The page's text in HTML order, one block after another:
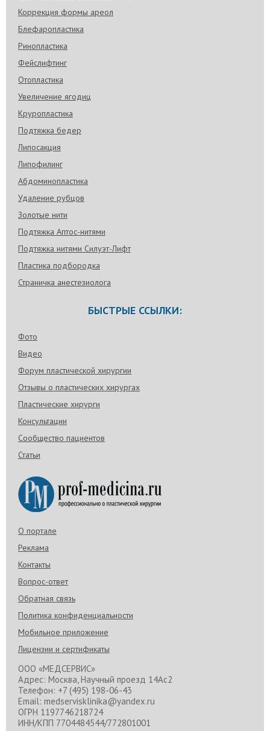
Коррекция формы ареол
Блефаропластика
Ринопластика
Фейслифтинг
Отопластика
Увеличение ягодиц
Круропластика
Подтяжка бедер
Липосакция
Липофилинг
Абдоминопластика
Удаление рубцов
Золотые нити
Подтяжка Аптос-нитями
Подтяжка нитями Силуэт-Лифт
Пластика подбородка
Страничка анестезиолога
БЫСТРЫЕ ССЫЛКИ:
Фото
Видео
Форум пластической хирургии
Отзывы о пластических хирургах
Пластические хирурги
Консультации
Сообщество пациентов
Статьи
О портале
Реклама
Контакты
Вопрос-ответ
Обратная связь
Политика конфиденциальности
Мобильное приложение
Лицензии и сертификаты
ООО «МЕДСЕРВИС»
Адрес: Москва, Научный проезд 14Ас2
Телефон: +7 (495) 198-06-43
Email: medservisklinika@yandex.ru
ОГРН 1197746218724
ИНН/КПП 7704484544/772801001